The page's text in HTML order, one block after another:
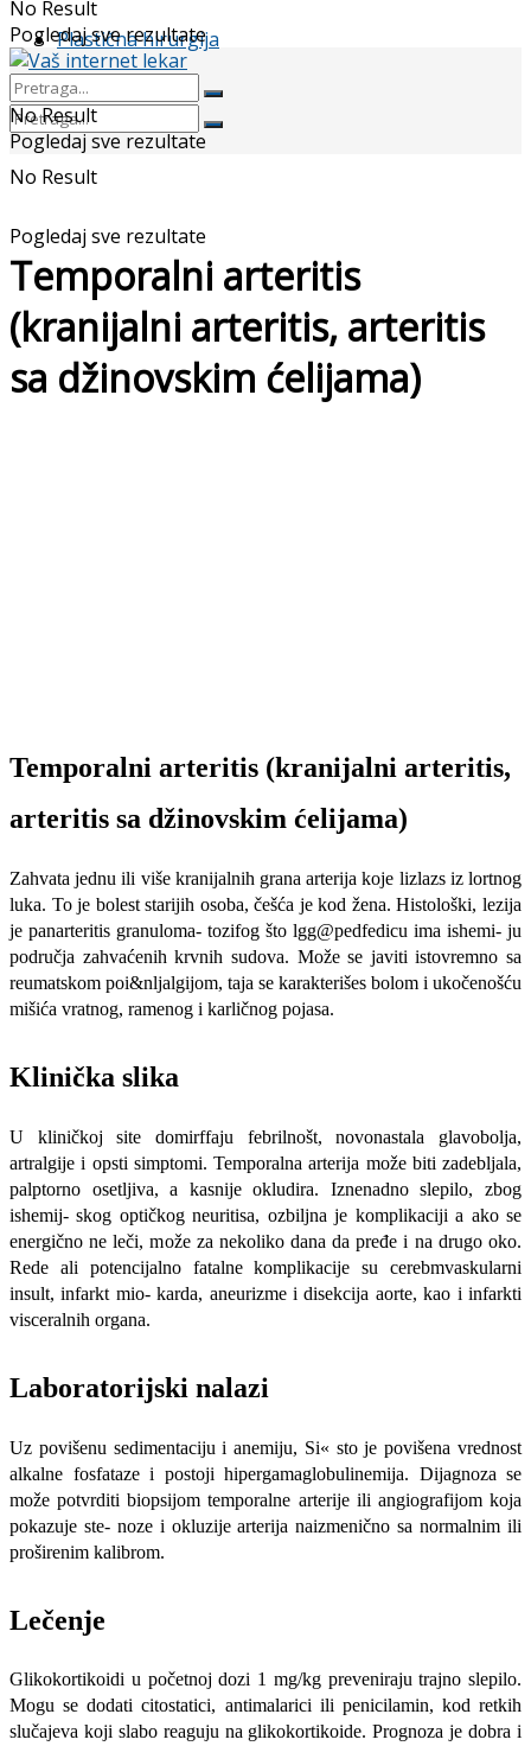
Plastična hirurgija
No Result
Pogledaj sve rezultate
No Result
Pogledaj sve rezultate
No Result
Pogledaj sve rezultate
Temporalni arteritis
(kranijalni arteritis, arteritis
sa džinovskim ćelijama)
Temporalni arteritis (kranijalni arteritis,
arteritis sa džinovskim ćelijama)
Zahvata jednu ili više kranijalnih grana arterija koje lizlazs iz lortnog
luka. To je bolest starijih osoba, češća je kod žena. Histološki, lezija
je panarteritis granuloma- tozifog što lgg@pedfedicu ima ishemi- ju
područja zahvaćenih krvnih sudova. Mo­že se javiti istovremno sa
reumatskom poi&nljalgijom, taja se karakterišes bolom i ukočenošću
mišića vratnog, ramenog i karličnog pojasa.
Klinička slika
U kliničkoj site domirffaju febrilnošt, novonastala glavobolja,
artralgije i opsti simptomi. Temporalna arterija može biti zadebljala,
palptorno osetljiva, a kasnije okludira. Iznenadno slepilo, zbog
ishemij- skog optičkog neuritisa, ozbiljna je kompli­kaciji a ako se
energično ne leči, može za nekoliko dana da pređe i na drugo oko.
Rede ali potencijalno fatalne komplikacije su cerebmvaskularni
insult, infarkt mio- karda, aneurizme i disekcija aorte, kao i in­farkti
visceralnih organa.
Laboratorijski nalazi
Uz povišenu sedimentaciju i anemiju, Si« sto je povišena vrednost
alkalne fosfataze i postoji hipergamaglobulinemija. Dijagno­za se
može potvrditi biopsijom temporalne arterije ili angiografijom koja
pokazuje ste- noze i okluzije arterija naizmenično sa nor­malnim ili
proširenim kalibrom.
Lečenje
Glikokortikoidi u početnoj dozi 1 mg/kg preveniraju trajno slepilo.
Mogu se dodati citostatici, antimalarici ili penicilamin, kod retkih
slučajeva koji slabo reaguju na glikokortikoide. Prognoza je dobra i